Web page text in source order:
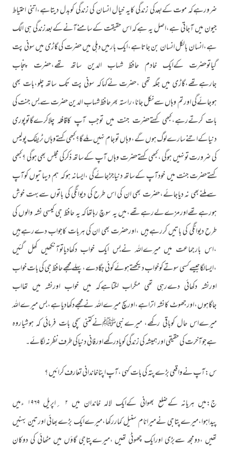
ضرورہےکہ موت کےبعدکی زندگی کایہ خیال انسان کی زندگی کوبدل دیتاہے،اتنی احتیاط
جیون میں آجاتی ہے،اصل یہ ہےکہ اس حقیقت کےسامنےآنےکےبعدزندگی ہی الگ
ہے،انسان بالکل انسان بن جاتاہے،ایک بارمیں دہلی میں حضرت کی گاڑی میں سونی پت
گیاتوحضرت کےایک خادم حافظ شہاب الدین ساتھ تھے،حضرت پنجاب
جارہےتھے،گاڑی میں جگہ تھی ،حضرت نےکہاکہ سونی پت تک ساتھ چلو،بات بھی
ہوجائےگی اورتم وہاں سےنکل جانا،راستہ بھرحافظ شہاب الدین حضرت سےبس جنت کی
بات کرتےرہے،کبھی کہتےحضرت جنت میں توجب آپ کاقافلہ چلاکرےگاتوپوری
دنیاکےاتنےسارےلوگ ہوں گے،وہاں توجام نہیں ملےگا؟کبھی کہتےوہاں ٹریفک پولیس
کی ضرورت تونہیں ہوگی ،کبھی کہتےحضرت وہاں آپ کےساتھ ذکرکی مجلس بھی ہوگی ؟کبھی
کہتےحضرت جنت میں خودآپ کےساتھ دنیاجڑجائےگی ،ایسانہ ہوکہ ہم دیہاتیوں کوآپ
سےملنےبھی نہ دیاجائے،حضرت بھی ان کی اس طرح کی دیوانگی کی باتوں سےبہت خوش
ہورہےتھےاورمزےلےرہےتھے،میں یہ سوچ رہاتھاکہ یہ حافظ جی کیسی نشہ والوں کی
طرح دیوانگی کی باتیں کررہےہیں ،اورحضرت بھی ان کی ہربات کاجواب دےرہےہیں
،اس بارجماعت میں میرےاللہ نےبس ایک خواب دکھادیاتوآنکھیں کھل گئیں
،ایسالگاجیسےکسی سوتےکوخواب دیکھتےہوئےکوئی جگادے،پہلےمجھےحافظ جی کی بات خواب
اورنشہ دکھائی دےرہی تھی مگراب لگتاہےکہ میں خواب اورنشہ میں تھااب
جاگاہوں،اورجھوٹ کانشہ اتراہے،اورسچ میرےاللہ نےمجھےدکھادیاہے،بس میرےاللہ
میرےاس حال کوباقی رکھے، میرےنبیﷺنےکتنی سچی بات فرمائی کہ ہوشیاروہ
ہےجوآخرت کی حقیقی اورہمیشہ کی زندگی کویادرکھےاورفانی دنیاکی طرف نظرنہ لگائے۔
س:آپ نےواقعی بڑےپتہ کی بات کہی ،آپ اپناخاندانی تعارف کرائیں ؟
ج:میں ہریانہ کےضلع بھوانی کےایک لالہ خاندان میں ۲ ؍اپریل ۱۹۶۹ ءمیں
پیداہوا،میرےپتاجی نےمیرانام سنیل کماررکھا،میرےایک بڑےبھائی اورتین بہنیں
تھیں ،دومجھ سےبڑی اورایک چھوٹی تھیں ،میرےپتاجی گاؤں میں مٹھائی کی دوکان